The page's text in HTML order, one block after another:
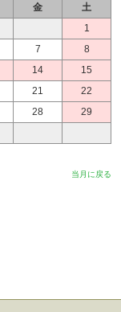
金
土
1
7
8
14
15
21
22
28
29
当月に戻る